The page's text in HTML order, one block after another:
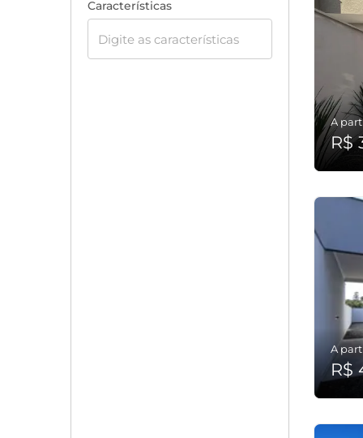
Características
A
R$
A
R$